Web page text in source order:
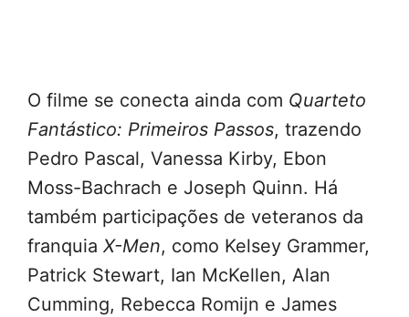
O filme se conecta ainda com Quarteto
Fantástico: Primeiros Passos, trazendo
Pedro Pascal, Vanessa Kirby, Ebon
Moss-Bachrach e Joseph Quinn. Há
também participações de veteranos da
franquia X-Men, como Kelsey Grammer,
Patrick Stewart, Ian McKellen, Alan
Cumming, Rebecca Romijn e James